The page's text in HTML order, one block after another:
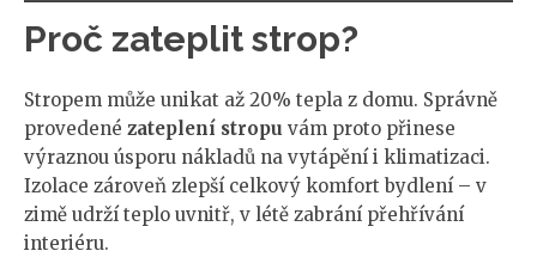
Proč zateplit strop?
Stropem může unikat až 20% tepla z domu. Správně
provedené zateplení stropu vám proto přinese
výraznou úsporu nákladů na vytápění i klimatizaci.
Izolace zároveň zlepší celkový komfort bydlení – v
zimě udrží teplo uvnitř, v létě zabrání přehřívání
interiéru.